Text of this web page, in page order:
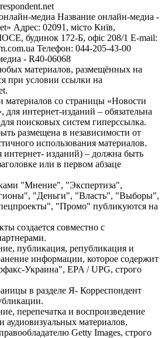
медиа Название онлайн-медиа -
Адрес: 02091, місто Київ,
будинок 172-Б, офіс 208/1 E-mail:
Телефон: 044-205-43-00
- R40-06068
материалов, размещённых на
при условии ссылки на
материалов со страницы «Новости
интернет-изданий – обязательна
поисковых систем гиперссылка.
размещена в независимости от
использования материалов.
интернет- изданий) – должна быть
или в первом абзаце
"Мнение", "Экспертиза",
"Деньги", "Власть", "Выборы",
"Промо" публикуются на
создается совместно с
публикация, републикация и
информации, которое содержит
Украина", EPA / UPG, строго
в разделе Я- Корреспондент
перепечатка и воспроизведение
аудиовизуальных материалов,
Getty Images, строго